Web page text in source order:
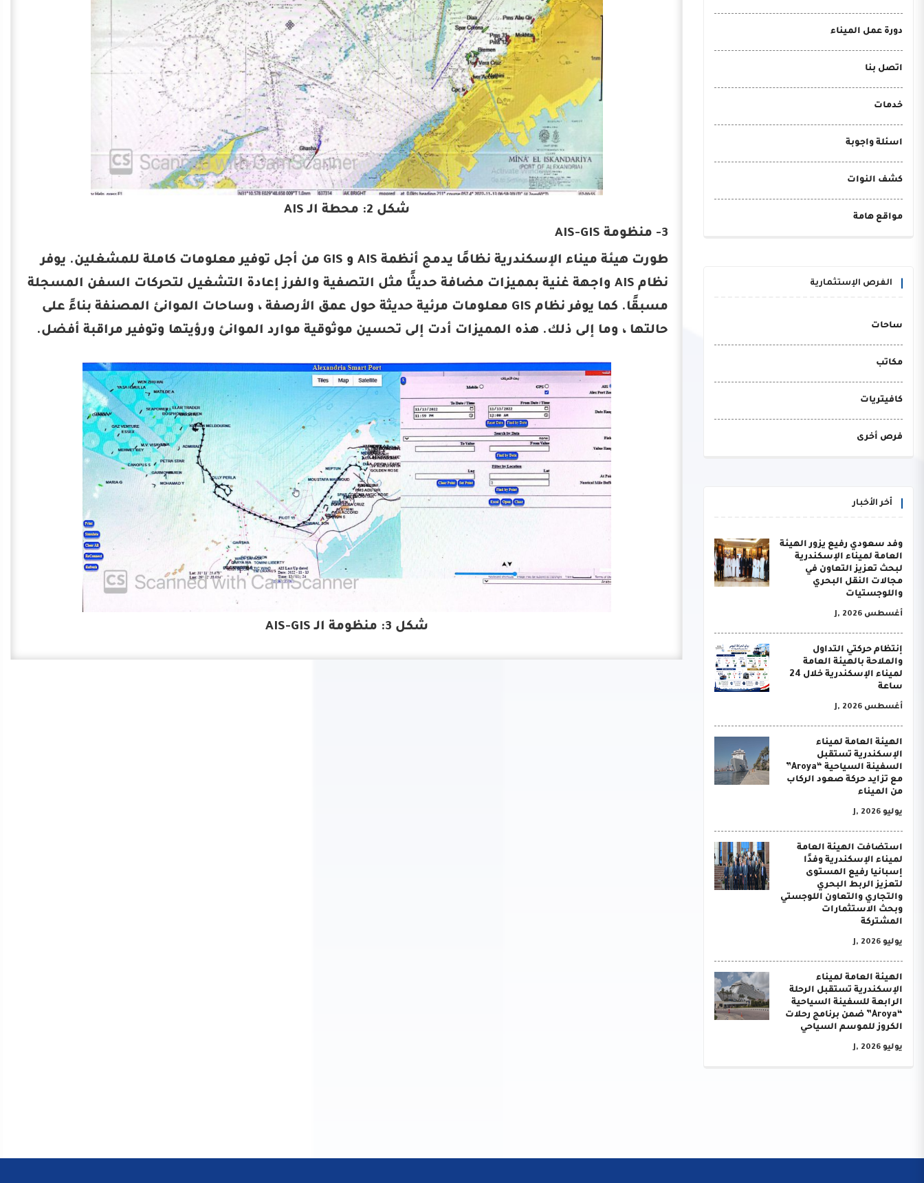
دورة عمل الميناء
اتصل بنا
خدمات
اسئلة واجوبة
كشف النوات
مواقع هامة
الفرص الإستثمارية
ساحات
مكاتب
كافيتريات
فرص أخرى
أخر الأخبار
وفد سعودي رفيع يزور الهيئة
العامة لميناء الإسكندرية
لبحث تعزيز التعاون في
مجالات النقل البحري
واللوجستيات
أغسطس J, 2026
إنتظام حركتي التداول
والملاحة بالهيئة العامة
لميناء الإسكندرية خلال 24
ساعة
أغسطس J, 2026
الهيئة العامة لميناء
الإسكندرية تستقبل
السفينة السياحية “Aroya”
مع تزايد حركة صعود الركاب
من الميناء
يوليو J, 2026
استضافت الهيئة العامة
لميناء الإسكندرية وفدًا
إسبانيا رفيع المستوى
لتعزيز الربط البحري
والتجاري والتعاون اللوجستي
وبحث الاستثمارات
المشتركة
يوليو J, 2026
الهيئة العامة لميناء
الإسكندرية تستقبل الرحلة
الرابعة للسفينة السياحية
“Aroya” ضمن برنامج رحلات
الكروز للموسم السياحي
يوليو J, 2026
شكل 2: محطة الـ AIS
3- منظومة AIS-GIS
طورت هيئة ميناء الإسكندرية نظامًا يدمج أنظمة AIS و GIS من أجل توفير معلومات كاملة للمشغلين. يوفر
نظام AIS واجهة غنية بمميزات مضافة حديثًا مثل التصفية والفرز إعادة التشغيل لتحركات السفن المسجلة
مسبقًا. كما يوفر نظام GIS معلومات مرئية حديثة حول عمق الأرصفة ، وساحات الموانئ المصنفة بناءً على
حالتها ، وما إلى ذلك. هذه المميزات أدت إلى تحسين موثوقية موارد الموانئ ورؤيتها وتوفير مراقبة أفضل.
شكل 3: منظومة الـ AIS-GIS